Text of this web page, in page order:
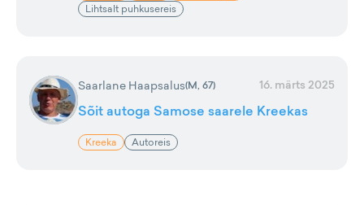
Lihtsalt puhkusereis
Saarlane Haapsalus(M, 67) 16. märts 2025
Sõit autoga Samose saarele Kreekas
Kreeka Autoreis